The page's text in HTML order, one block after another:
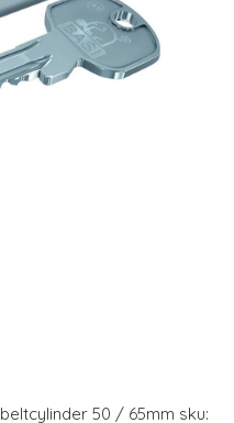
50 / 65mm sku: